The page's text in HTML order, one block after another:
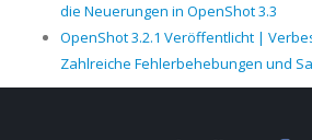
die Neuerungen in OpenShot 3.3
OpenShot 3.2.1 Veröffentlicht |
Zahlreiche Fehlerbehebungen und